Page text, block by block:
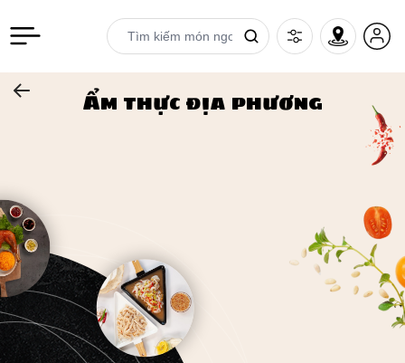
Ẩm thực địa phương